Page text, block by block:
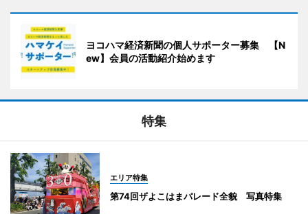
ヨコハマ経済新聞の個人サポーター募集 【N
ew】会員の活動紹介始めます
特集
エリア特集
第74回ザよこはまパレード全貌 写真特集